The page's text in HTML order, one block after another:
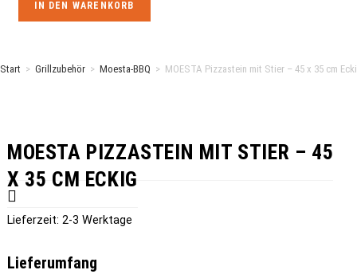
Stier
45
Eckig
IN DEN WARENKORB
Start > Grillzubehör > Moesta-BBQ > MOESTA Pizzastein mit Stier – 45 x 35 cm
MOESTA PIZZASTEIN MIT STIER – 45
X 35 CM ECKIG
Lieferzeit: 2-3 Werktage
Lieferumfang